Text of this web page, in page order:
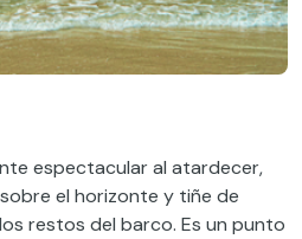
espectacular al atardecer,
el horizonte y tiñe de
restos del barco. Es un punto